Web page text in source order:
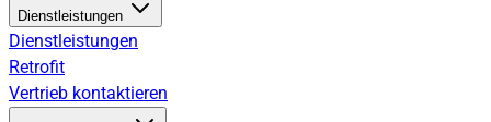
Dienstleistungen
Dienstleistungen
Retrofit
Vertrieb kontaktieren